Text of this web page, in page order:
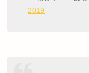
2019